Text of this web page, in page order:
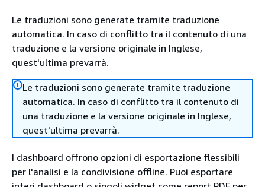
Le traduzioni sono generate tramite traduzione
automatica. In caso di conflitto tra il contenuto di una
traduzione e la versione originale in Inglese,
quest'ultima prevarrà.
Le traduzioni sono generate tramite traduzione
automatica. In caso di conflitto tra il contenuto di
una traduzione e la versione originale in Inglese,
quest'ultima prevarrà.
I dashboard offrono opzioni di esportazione flessibili
per l'analisi e la condivisione offline. Puoi esportare